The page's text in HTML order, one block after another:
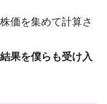
価を集めて計算さ
果を僕らも受け入